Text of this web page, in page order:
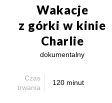
Wakacje
z górki w kinie
Charlie
dokumentalny
Czas
trwania
120 minut